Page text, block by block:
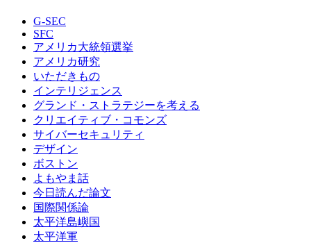
G-SEC
SFC
アメリカ大統領選挙
アメリカ研究
いただきもの
インテリジェンス
グランド・ストラテジーを考える
クリエイティブ・コモンズ
サイバーセキュリティ
デザイン
ボストン
よもやま話
今日読んだ論文
国際関係論
太平洋島嶼国
太平洋軍